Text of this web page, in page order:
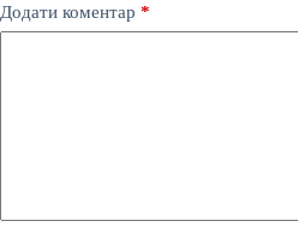
Додати коментар *